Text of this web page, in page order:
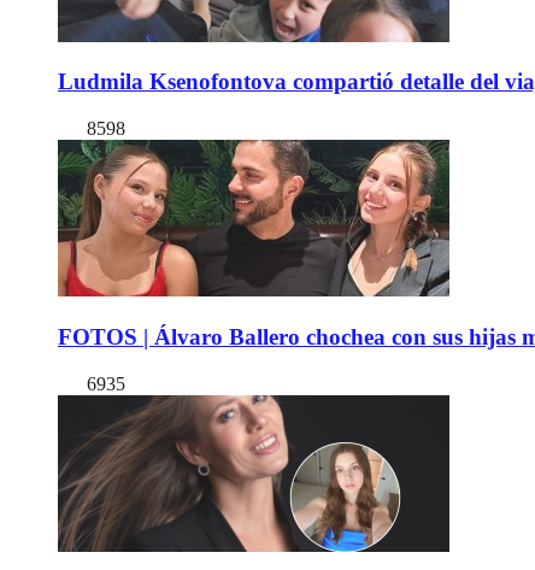
Ludmila Ksenofontova compartió detalle del
8598
FOTOS | Álvaro Ballero chochea con sus hijas
6935